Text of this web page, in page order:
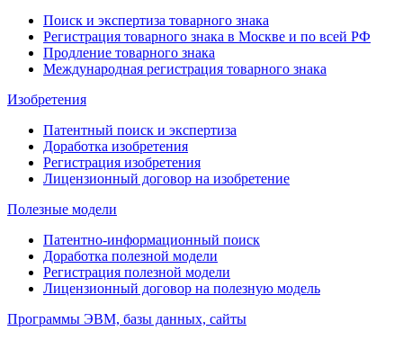
Поиск и экспертиза товарного знака
Регистрация товарного знака в Москве и по всей РФ
Продление товарного знака
Международная регистрация товарного знака
Изобретения
Патентный поиск и экспертиза
Доработка изобретения
Регистрация изобретения
Лицензионный договор на изобретение
Полезные модели
Патентно-информационный поиск
Доработка полезной модели
Регистрация полезной модели
Лицензионный договор на полезную модель
Программы ЭВМ, базы данных, сайты